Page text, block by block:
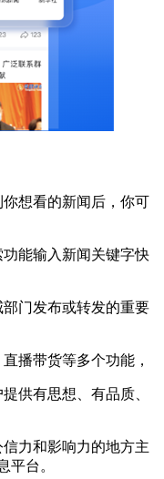
想看的新闻后，你可
能输入新闻关键字快
门发布或转发的重要
播带货等多个功能，
供有思想、有品质、
力和影响力的地方主
平台。